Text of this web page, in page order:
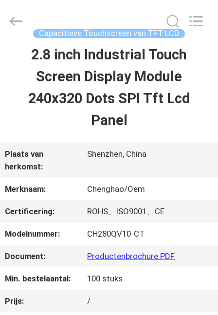
THUIS
PRODUCTEN
ONS
FABRIEKSTOCHT
NEEM
CONTACT
MET
ChengHao
Capacitieve Touchscreen van TFT LCD
2.8 inch Industrial Touch
Screen Display Module
240x320 Dots SPI Tft Lcd
Panel
Plaats van
herkomst:
Shenzhen, China
Merknaam: Chenghao/Oem
Certificering: ROHS、ISO9001、CE
Modelnummer: CH280QV10-CT
Document: Productenbrochure PDF
Min. bestelaantal: 100 stuks
Prijs: /